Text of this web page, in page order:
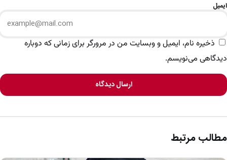
ایمیل
ذخیره نام، ایمیل و وبسایت من در مرورگر برای زمانی که دوباره
دیدگاهی می‌نویسم.
ارسال دیدگاه
مطالب مرتبط